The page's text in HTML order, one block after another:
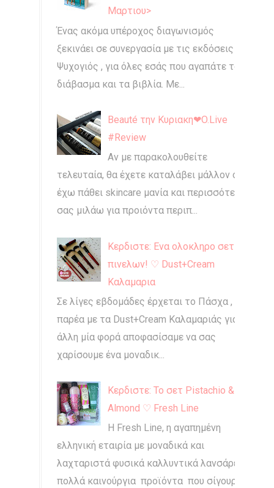
Μαρτιου>
Ένας ακόμα υπέροχος διαγωνισμός
ξεκινάει σε συνεργασία με τις εκδόσεις
Ψυχογιός , για όλες εσάς που αγαπάτε το
διάβασμα και τα βιβλία. Με...
Beauté την Κυριακη❤O.Live
#Review
Αν με παρακολουθείτε
τελευταία, θα έχετε καταλάβει μάλλον ότι
έχω πάθει skincare μανία και περισσότερο
σας μιλάω για προιόντα περιπ...
Κερδιστε: Ενα ολοκληρο σετ
πινελων! ♡ Dust+Cream
Καλαμαρια
Σε λίγες εβδομάδες έρχεται το Πάσχα , και
παρέα με τα Dust+Cream Καλαμαριάς για
άλλη μία φορά αποφασίσαμε να σας
χαρίσουμε ένα μοναδικ...
Κερδιστε: Το σετ Pistachio &
Almond ♡ Fresh Line
Η Fresh Line, η αγαπημένη
ελληνική εταιρία με μοναδικά και
λαχταριστά φυσικά καλλυντικά λανσάρει
πολλά καινούργια προϊόντα που σίγουρα...